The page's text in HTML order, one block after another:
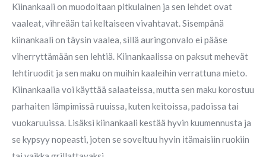
Kiinankaali on muodoltaan pitkulainen ja sen lehdet ovat
vaaleat, vihreään tai keltaiseen vivahtavat. Sisempänä
kiinankaali on täysin vaalea, sillä auringonvalo ei pääse
viherryttämään sen lehtiä. Kiinankaalissa on paksut mehevät
lehtiruodit ja sen maku on muihin kaaleihin verrattuna mieto.
Kiinankaalia voi käyttää salaateissa, mutta sen maku korostuu
parhaiten lämpimissä ruuissa, kuten keitoissa, padoissa tai
vuokaruuissa. Lisäksi kiinankaali kestää hyvin kuumennusta ja
se kypsyy nopeasti, joten se soveltuu hyvin itämaisiin ruokiin